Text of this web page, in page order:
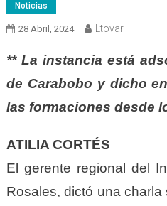
Noticias
28 Abril, 2024 Ltovar
** La instancia está
de Carabobo y dicho
las formaciones desde
ATILIA CORTÉS
El gerente regional del
Rosales, dictó una charla